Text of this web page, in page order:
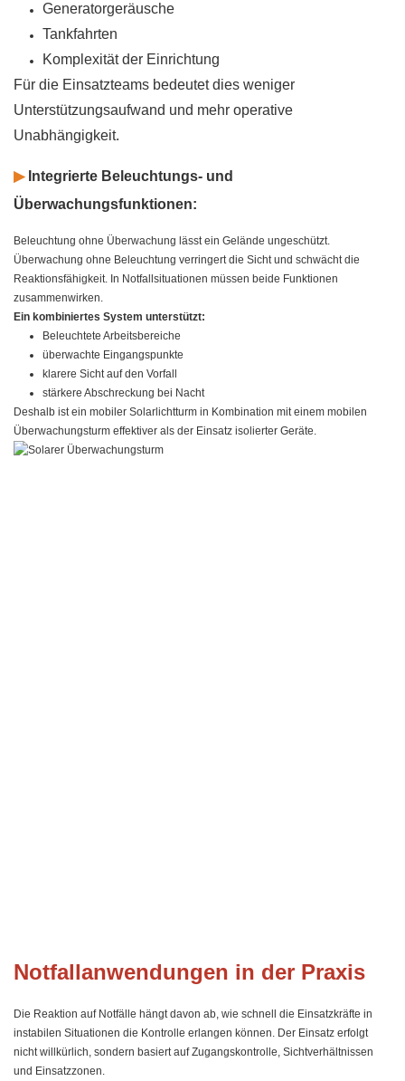
Generatorgeräusche
Tankfahrten
Komplexität der Einrichtung
Für die Einsatzteams bedeutet dies weniger
Unterstützungsaufwand und mehr operative
Unabhängigkeit.
▶Integrierte Beleuchtungs- und
Überwachungsfunktionen:
Beleuchtung ohne Überwachung lässt ein Gelände ungeschützt.
Überwachung ohne Beleuchtung verringert die Sicht und schwächt die
Reaktionsfähigkeit. In Notfallsituationen müssen beide Funktionen
zusammenwirken.
Ein kombiniertes System unterstützt:
Beleuchtete Arbeitsbereiche
überwachte Eingangspunkte
klarere Sicht auf den Vorfall
stärkere Abschreckung bei Nacht
Deshalb ist ein mobiler Solarlichtturm in Kombination mit einem mobilen
Überwachungsturm effektiver als der Einsatz isolierter Geräte.
Notfallanwendungen in der Praxis
Die Reaktion auf Notfälle hängt davon ab, wie schnell die Einsatzkräfte in
instabilen Situationen die Kontrolle erlangen können. Der Einsatz erfolgt
nicht willkürlich, sondern basiert auf Zugangskontrolle, Sichtverhältnissen
und Einsatzzonen.